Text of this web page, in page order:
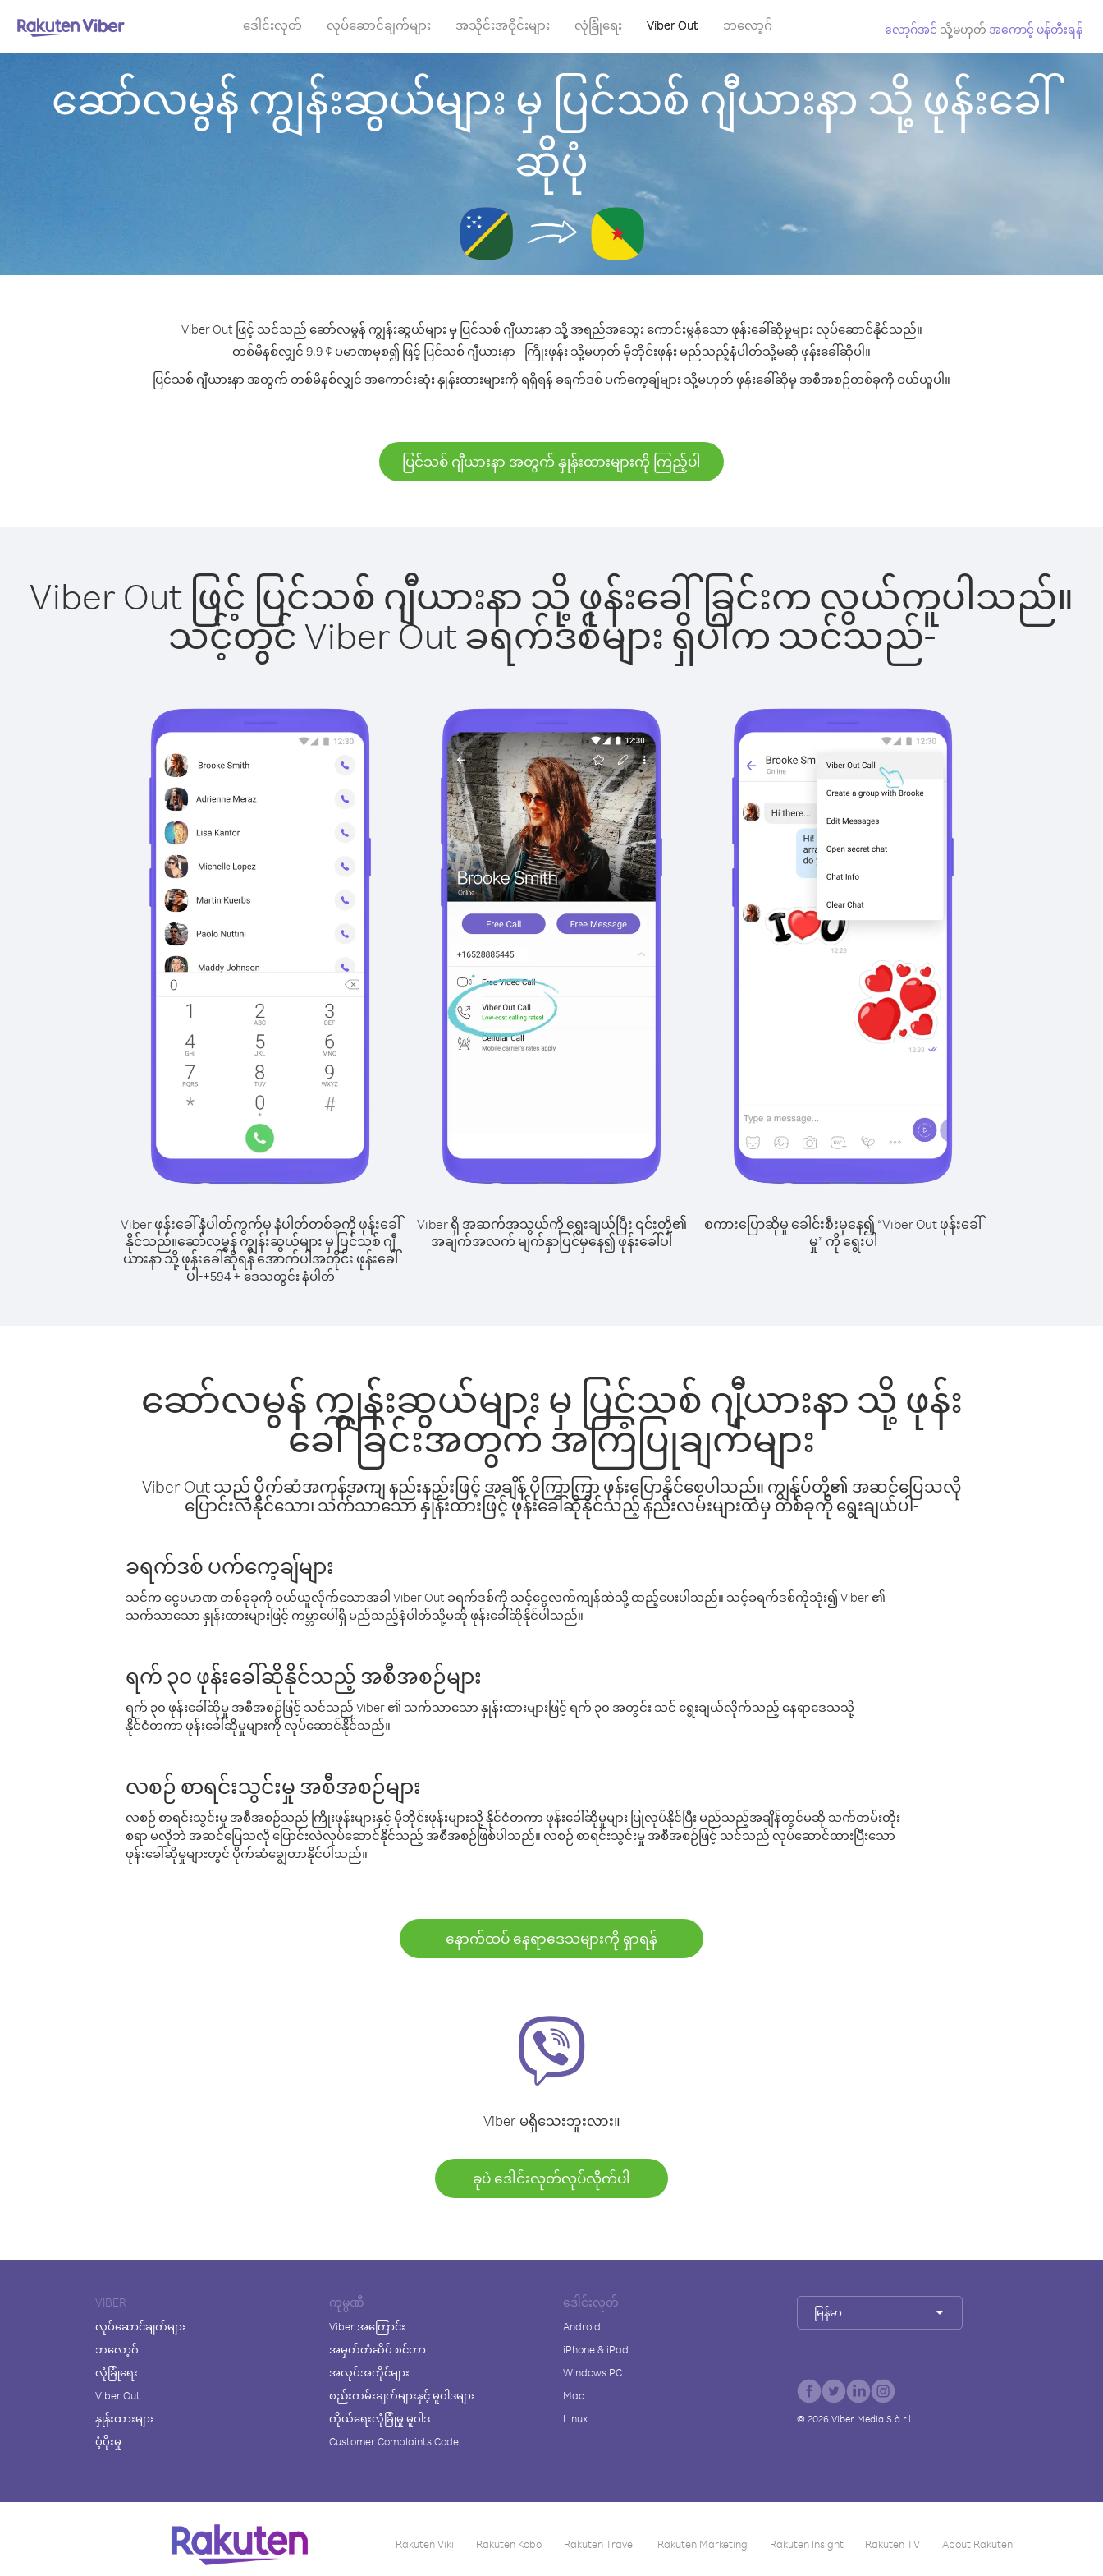
ဒေါင်းလုတ် လုပ်ဆောင်ချက်များ အသိုင်းအဝိုင်းများ လုံခြုံရေး Viber Out ဘလော့ဂ် လော့ဂ်အင် သို့မဟုတ် အကောင့် ဖန်တီးရန်
ဆော်လမွန် ကျွန်းဆွယ်များ မှ ပြင်သစ် ဂျီယားနာ သို့ ဖုန်းခေါ်
ဆိုပုံ
Viber Out ဖြင့် သင်သည် ဆော်လမွန် ကျွန်းဆွယ်များ မှ ပြင်သစ် ဂျီယားနာ သို့ အရည်အသွေး ကောင်းမွန်သော ဖုန်းခေါ်ဆိုမှုများ လုပ်ဆောင်နိုင်သည်။
တစ်မိနစ်လျှင် 9.9 ¢ ပမာဏမှစ၍ ဖြင့် ပြင်သစ် ဂျီယားနာ - ကြိုးဖုန်း သို့မဟုတ် မိုဘိုင်းဖုန်း မည်သည့်နံပါတ်သို့မဆို ဖုန်းခေါ်ဆိုပါ။
ပြင်သစ် ဂျီယားနာ အတွက် တစ်မိနစ်လျှင် အကောင်းဆုံး နှုန်းထားများကို ရရှိရန် ခရက်ဒစ် ပက်ကေ့ချ်များ သို့မဟုတ် ဖုန်းခေါ်ဆိုမှု အစီအစဉ်တစ်ခုကို ဝယ်ယူပါ။
ပြင်သစ် ဂျီယားနာ အတွက် နှုန်းထားများကို ကြည့်ပါ
Viber Out ဖြင့် ပြင်သစ် ဂျီယားနာ သို့ ဖုန်းခေါ်ခြင်းက လွယ်ကူပါသည်။
သင့်တွင် Viber Out ခရက်ဒစ်များ ရှိပါက သင်သည်-
Viber ဖုန်းခေါ်နံပါတ်ကွက်မှ နံပါတ်တစ်ခုကို ဖုန်းခေါ်
နိုင်သည်။ဆော်လမွန် ကျွန်းဆွယ်များ မှ ပြင်သစ် ဂျီ
ယားနာ သို့ ဖုန်းခေါ်ဆိုရန် အောက်ပါအတိုင်း ဖုန်းခေါ်
ပါ-+594+ ဒေသတွင်း နံပါတ်
Viber ရှိ အဆက်အသွယ်ကို ရွေးချယ်ပြီး ၎င်းတို့၏
အချက်အလက် မျက်နှာပြင်မှနေ၍ ဖုန်းခေါ်ပါ
စကားပြောဆိုမှု ခေါင်းစီးမှနေ၍ “Viber Out ဖုန်းခေါ်
မှု” ကို ရွေးပါ
ဆော်လမွန် ကျွန်းဆွယ်များ မှ ပြင်သစ် ဂျီယားနာ သို့ ဖုန်း
ခေါ်ခြင်းအတွက် အကြံပြုချက်များ
Viber Out သည် ပိုက်ဆံအကုန်အကျ နည်းနည်းဖြင့် အချိန် ပိုကြာကြာ ဖုန်းပြောနိုင်စေပါသည်။ ကျွန်ုပ်တို့၏ အဆင်ပြေသလို
ပြောင်းလဲနိုင်သော၊ သက်သာသော နှုန်းထားဖြင့် ဖုန်းခေါ်ဆိုနိုင်သည့် နည်းလမ်းများထဲမှ တစ်ခုကို ရွေးချယ်ပါ-
ခရက်ဒစ် ပက်ကေ့ချ်များ
သင်က ငွေပမာဏ တစ်ခုခုကို ဝယ်ယူလိုက်သောအခါ Viber Out ခရက်ဒစ်ကို သင့်ငွေလက်ကျန်ထဲသို့ ထည့်ပေးပါသည်။ သင့်ခရက်ဒစ်ကိုသုံး၍ Viber ၏
သက်သာသော နှုန်းထားများဖြင့် ကမ္ဘာပေါ်ရှိ မည်သည့်နံပါတ်သို့မဆို ဖုန်းခေါ်ဆိုနိုင်ပါသည်။
ရက် ၃၀ ဖုန်းခေါ်ဆိုနိုင်သည့် အစီအစဉ်များ
ရက် ၃၀ ဖုန်းခေါ်ဆိုမှု အစီအစဉ်ဖြင့် သင်သည် Viber ၏ သက်သာသော နှုန်းထားများဖြင့် ရက် ၃၀ အတွင်း သင် ရွေးချယ်လိုက်သည့် နေရာဒေသသို့
နိုင်ငံတကာ ဖုန်းခေါ်ဆိုမှုများကို လုပ်ဆောင်နိုင်သည်။
လစဉ် စာရင်းသွင်းမှု အစီအစဉ်များ
လစဉ် စာရင်းသွင်းမှု အစီအစဉ်သည် ကြိုးဖုန်းများနှင့် မိုဘိုင်းဖုန်းများသို့ နိုင်ငံတကာ ဖုန်းခေါ်ဆိုမှုများ ပြုလုပ်နိုင်ပြီး မည်သည့်အချိန်တွင်မဆို သက်တမ်းတိုး
စရာ မလိုဘဲ အဆင်ပြေသလို ပြောင်းလဲလုပ်ဆောင်နိုင်သည့် အစီအစဉ်ဖြစ်ပါသည်။ လစဉ် စာရင်းသွင်းမှု အစီအစဉ်ဖြင့် သင်သည် လုပ်ဆောင်ထားပြီးသော
ဖုန်းခေါ်ဆိုမှုများတွင် ပိုက်ဆံချွေတာနိုင်ပါသည်။
နောက်ထပ် နေရာဒေသများကို ရှာရန်
Viber မရှိသေးဘူးလား။
ခုပဲ ဒေါင်းလုတ်လုပ်လိုက်ပါ
VIBER
လုပ်ဆောင်ချက်များ
ဘလော့ဂ်
လုံခြုံရေး
Viber Out
နှုန်းထားများ
ပံ့ပိုးမှု
ကုမ္ပဏီ
Viber အကြောင်း
အမှတ်တံဆိပ် စင်တာ
အလုပ်အကိုင်များ
စည်းကမ်းချက်များနှင့် မူဝါဒများ
ကိုယ်ရေးလုံခြုံမှု မူဝါဒ
Customer Complaints Code
ဒေါင်းလုတ်
Android
iPhone & iPad
Windows PC
Mac
Linux
မြန်မာ
© 2026 Viber Media S.à r.l.
Rakuten Viki Rakuten Kobo Rakuten Travel Rakuten Marketing Rakuten Insight Rakuten TV About Rakuten